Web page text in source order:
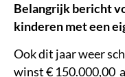
Belangrijk bericht
kinderen met een
Ook dit jaar weer
winst € 150.000,00